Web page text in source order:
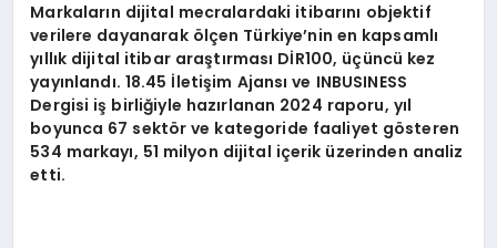
SIYASET
Markaların dijital mecralardaki itibarını objektif
verilere dayanarak ölçen Türkiye’nin en kapsamlı
yıllık dijital itibar araştırması DİR100, üçüncü kez
yayınlandı. 18.45 İletişim Ajansı ve INBUSINESS
Dergisi iş birliğiyle hazırlanan 2024 raporu, yıl
boyunca 67 sektör ve kategoride faaliyet gösteren
534 markayı, 51 milyon dijital içerik üzerinden analiz
etti.